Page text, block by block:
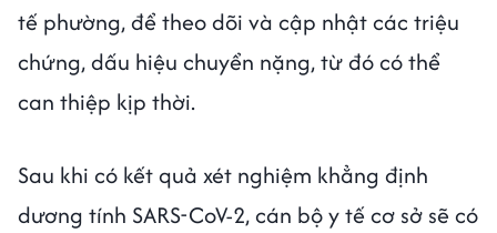
tế phường, để theo dõi và cập nhật các triệu
chứng, dấu hiệu chuyển nặng, từ đó có thể
can thiệp kịp thời.
Sau khi có kết quả xét nghiệm khẳng định
dương tính SARS-CoV-2, cán bộ y tế cơ sở sẽ có